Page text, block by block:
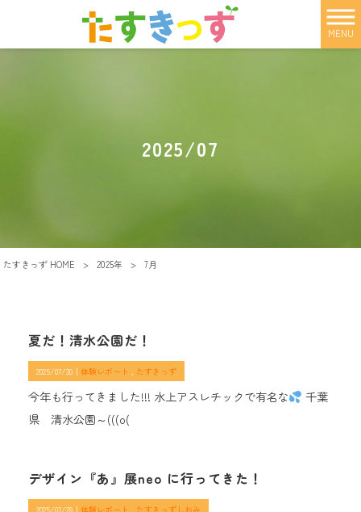
MENU
2025/07
たすきっず HOME > 2025年 > 7月
夏だ！清水公園だ！
2025/07/30｜ 体験レポート たすきっず
今年も行ってきました!!! 水上アスレチックで有名な
千葉
県 清水公園～(((o(
デザイン『あ』展neo に行ってきた！
2025/07/28｜ 体験レポート たすきっずしおみ